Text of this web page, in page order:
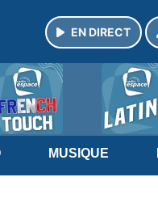
EN DIRECT
MUSIQUE